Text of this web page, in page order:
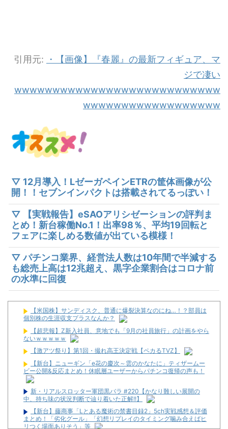
引用元:
・【画像】『春麗』の最新フィギュア、マ
ジで凄い
wwwwwwwwwwwwwwwwwwwwwwwwwww
wwwwwwwwwwwwwwwwww
▽ 12月導入！LゼーガペインETRの筐体画像が公
開！！セブンインパクトは搭載されてるっぽい！
▽ 【実戦報告】eSAOアリシゼーションの評判ま
とめ！新台稼働No.1！出率98％、平均19回転と
フェアに楽しめる数値が出ている模様！
▽ パチンコ業界、経営法人数は10年間で半減する
も総売上高は12兆超え、黒字企業割合はコロナ前
の水準に回復
【米国株】サンディスク、普通に爆裂決算なのにね…！？部員は
個別株の生涯収支プラスなんか？
【超悲報】Z新入社員、意地でも「9月の社員旅行」の計画をやら
ないｗｗｗｗｗ
【激アツ祭り】第1回・撮れ高王決定戦【ペカるTVZ】
【新台】ニューギン「e花の慶次～雲のかなたに」ティザームー
ビー公開&反応まとめ！休眠層ユーザーからパチンコ復帰の声も！
新・リアルスロッター軍団黒バラ #220【かなり難しい展開の
中、持ち味の状況判断で辿り着いた正解!!】
【新台】藤商事「Lとある魔術の禁書目録2」5ch実戦感想＆評価
まとめ！「劣化グール」「幻想リプレイのタイミング噛み合えばヒ
リつく場面ありそう」等